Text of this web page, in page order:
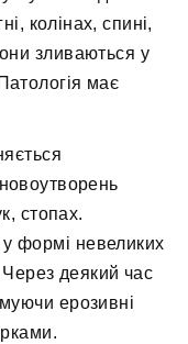
колінах, спині,
зливаються у
має
стопах.
формі невеликих
деякий час
ерозивні